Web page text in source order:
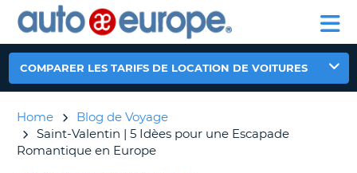
LOCATION
DE
VOITURES
CAMPING-
CAR
PARTENAIRE
SUPPORT
CLIENT
AUTO
EUROPE
LOCATION
DE
VOITURES
CAMPING-
CAR
PARTENAIRE
SUPPORT
COMPARER LES TARIFS DE LOCATION DE VOITURES
Home
Blog de Voyage
Saint-Valentin | 5 Idèes pour une Escapade
Romantique en Europe